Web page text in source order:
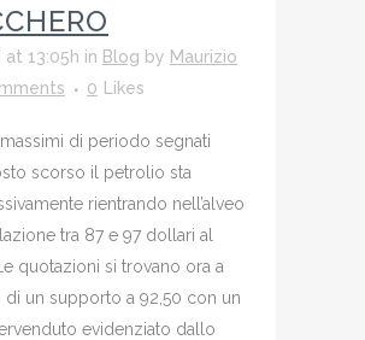
at 13:05h in Blog by Maurizio
0 Likes
di periodo segnati
scorso il petrolio sta
rientrando nell’alveo
tra 87 e 97 dollari al
quotazioni si trovano ora a
di un supporto a 92,50 con un
evidenziato dallo